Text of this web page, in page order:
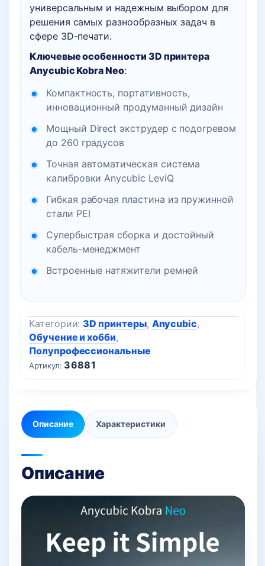
универсальным и надежным выбором для
решения самых разнообразных задач в
сфере 3D-печати.
Ключевые особенности 3D принтера
Anycubic Kobra Neo:
Компактность, портативность,
инновационный продуманный дизайн
Мощный Direct экструдер с подогревом
до 260 градусов
Точная автоматическая система
калибровки Anycubic LeviQ
Гибкая рабочая пластина из пружинной
стали PEI
Супербыстрая сборка и достойный
кабель-менеджмент
Встроенные натяжители ремней
Артикул: 36881
Категории: 3D принтеры, Anycubic,
Обучение и хобби,
Полупрофессиональные
Описание Характеристики
Описание